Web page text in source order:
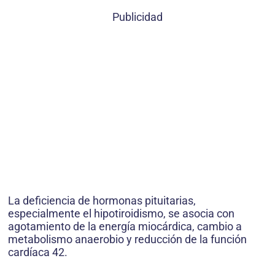
Publicidad
La deficiencia de hormonas pituitarias,
especialmente el hipotiroidismo, se asocia con
agotamiento de la energía miocárdica, cambio a
metabolismo anaerobio y reducción de la función
cardíaca 42.